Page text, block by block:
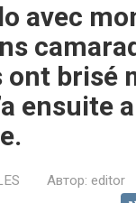
avec
ont brisé
ensuite
Автор: editor